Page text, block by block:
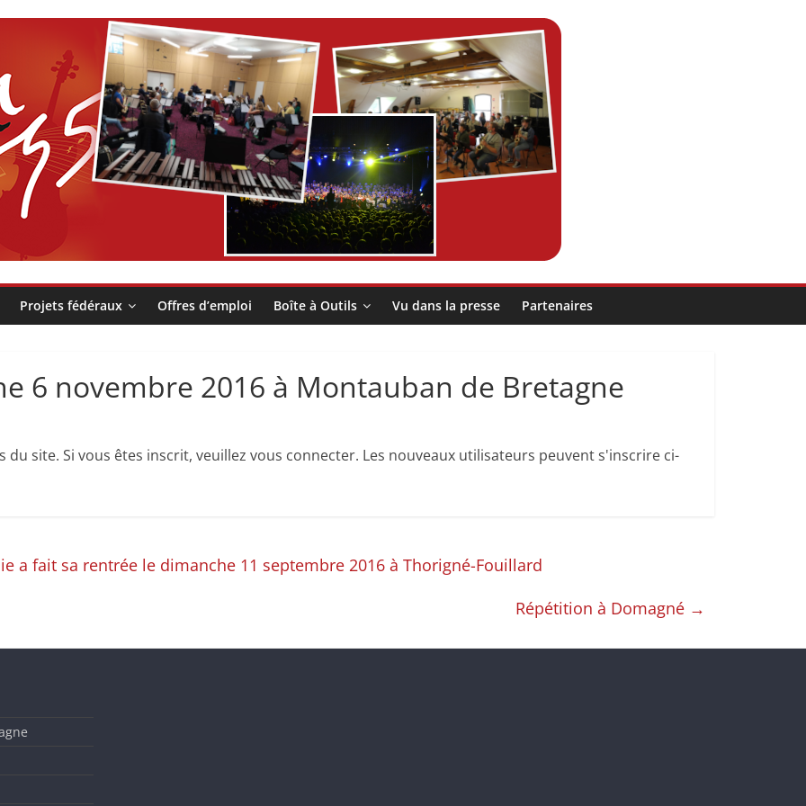
Projets fédéraux Offres d’emploi Boîte à Outils Vu dans la presse Partenaires
6 novembre 2016 à Montauban de Bretagne
du site. Si vous êtes inscrit, veuillez vous connecter. Les nouveaux utilisateurs peuvent s'inscrire ci-
a fait sa rentrée le dimanche 11 septembre 2016 à Thorigné-Fouillard
Répétition à Domagné →